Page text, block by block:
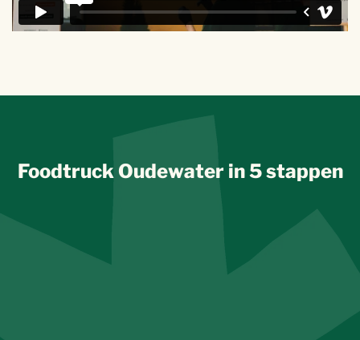
Foodtruck Oudewater in 5 stappen